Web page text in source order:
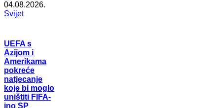
04.08.2026.
Svijet
UEFA s
Azijom i
Amerikama
pokreće
natjecanje
koje bi moglo
uništiti FIFA-
ino SP